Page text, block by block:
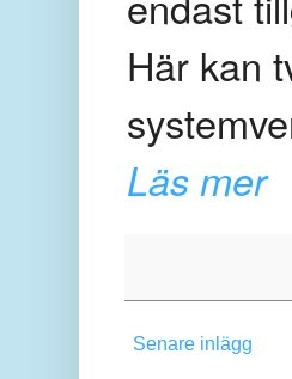
Här kan
Läs mer
Senare inlägg